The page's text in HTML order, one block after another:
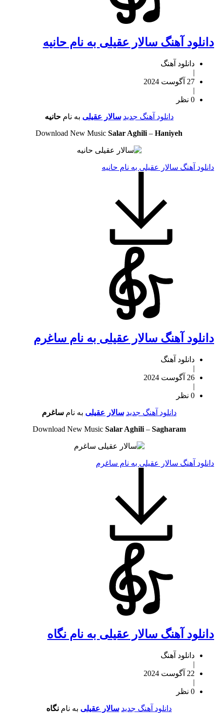
دانلود آهنگ سالار عقیلی به نام حانیه
دانلود آهنگ
|
27 آگوست 2024
|
0 نظر
دانلود آهنگ جدید سالار عقیلی به نامحانیه
Download New Music Salar Aghili – Haniyeh
دانلود آهنگ سالار عقیلی به نام حانیه
دانلود آهنگ سالار عقیلی به نام ساغرم
دانلود آهنگ
|
26 آگوست 2024
|
0 نظر
دانلود آهنگ جدید سالار عقیلی به نامساغرم
Download New Music Salar Aghili– Sagharam
دانلود آهنگ سالار عقیلی به نام ساغرم
دانلود آهنگ سالار عقیلی به نام نگاه
دانلود آهنگ
|
22 آگوست 2024
|
0 نظر
دانلود آهنگ جدید سالار عقیلی به نام نگاه